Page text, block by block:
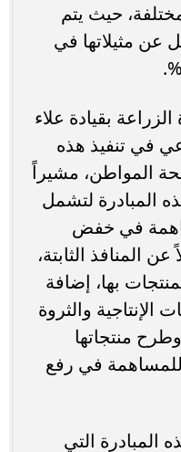
حيث يتم
عن مثيلاتها في
بقيادة علاء
في تنفيذ هذه
المواطن، مشيراً
المبادرة لتشمل
في خفض
المنافذ الثابتة،
بها، إضافة
والثروة
وطرح منتجاتها
في رفع
المبادرة التي